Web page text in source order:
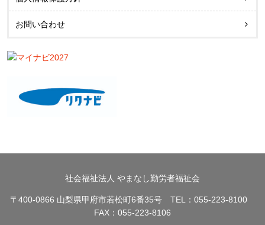
お問い合わせ
社会福祉法人 やまなし勤労者福祉会
〒400-0866 山梨県甲府市若松町6番35号 TEL：055-223-8100
FAX：055-223-8106